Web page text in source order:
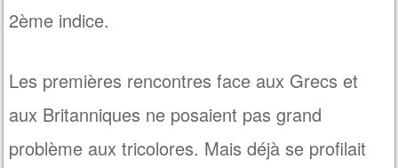
2ème indice.
Les premières rencontres face aux Grecs et
aux Britanniques ne posaient pas grand
problème aux tricolores. Mais déjà se profilait